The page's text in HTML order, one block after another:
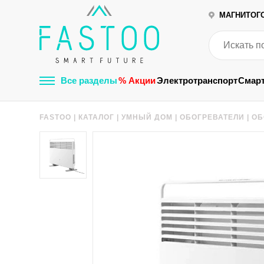
Все разделы% АкцииЭлектротранспорт
FASTOO КАТАЛОГ |УМНЫЙ ДОМ |ОБОГРЕВАТЕЛИ |